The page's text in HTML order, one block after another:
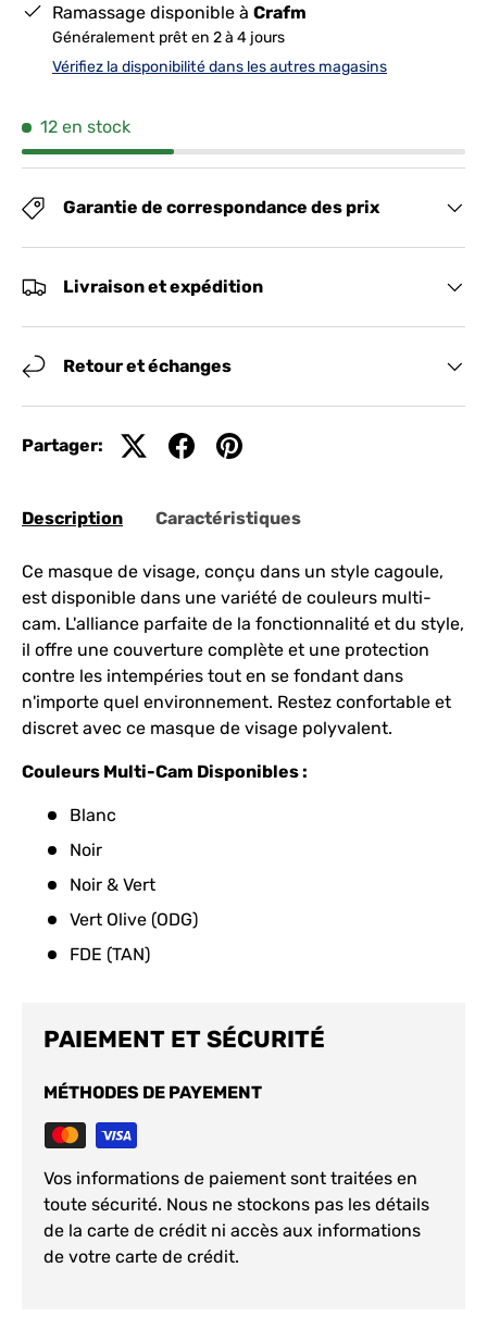
Ramassage disponible à Crafm
Généralement prêt en 2 à 4 jours
Vérifiez la disponibilité dans les autres magasins
12 en stock
Garantie de correspondance des prix
Livraison et expédition
Retour et échanges
Partager:
Description Caractéristiques
Ce masque de visage, conçu dans un style cagoule,
est disponible dans une variété de couleurs multi-
cam. L'alliance parfaite de la fonctionnalité et du style,
il offre une couverture complète et une protection
contre les intempéries tout en se fondant dans
n'importe quel environnement. Restez confortable et
discret avec ce masque de visage polyvalent.
Couleurs Multi-Cam Disponibles :
Blanc
Noir
Noir & Vert
Vert Olive (ODG)
FDE (TAN)
PAIEMENT ET SÉCURITÉ
MÉTHODES DE PAYEMENT
Vos informations de paiement sont traitées en
toute sécurité. Nous ne stockons pas les détails
de la carte de crédit ni accès aux informations
de votre carte de crédit.